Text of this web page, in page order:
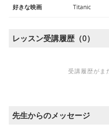
好きな映画 Titanic
レッスン受講履歴（0）
受講履歴がま
先生からのメッセージ